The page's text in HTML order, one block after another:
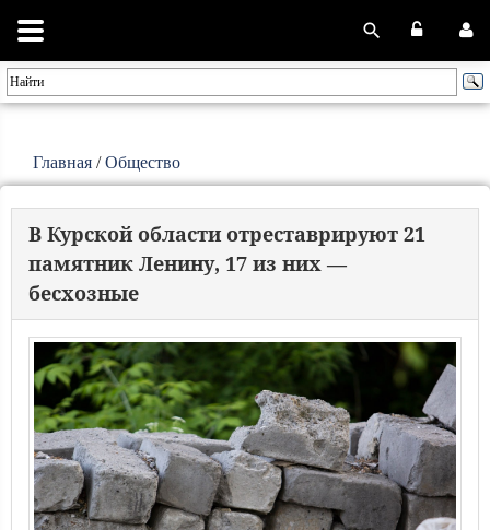
Главная /Общество
В Курской области отреставрируют 21
памятник Ленину, 17 из них —
бесхозные